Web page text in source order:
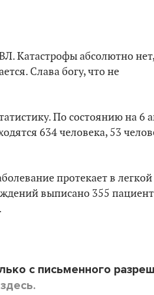
Катастрофы абсолютно
Слава богу, что не
По состоянию на 6
634 человека, 53
протекает в
выписано 355
с письменного
здесь.